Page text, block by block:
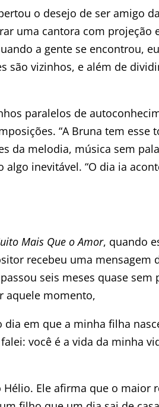
o desejo de ser amigo
uma cantora com projeção
a gente se encontrou,
são vizinhos, e além de
paralelos de
“A Bruna tem esse
da melodia, música sem
inevitável. “O dia ia
Mais Que o Amor, quando
recebeu uma mensagem
seis meses quase sem
aquele momento,
em que a minha filha
você é a vida da minha
Ele afirma que o maior